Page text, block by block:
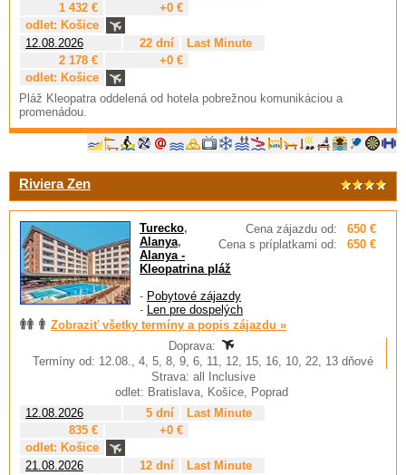
1 432 €
+0 €
odlet: Košice
12.08.2026
22 dní
Last Minute
2 178 €
+0 €
odlet: Košice
Pláž Kleopatra oddelená od hotela pobrežnou komunikáciou a
promenádou.
Riviera Zen
Cena zájazdu od:
650 €
Cena s príplatkami od:
650 €
Turecko,
Alanya,
Alanya -
Kleopatrina pláž
- Pobytové zájazdy
- Len pre dospelých
Zobraziť všetky termíny a popis zájazdu »
Doprava:
Termíny od: 12.08., 4, 5, 8, 9, 6, 11, 12, 15, 16, 10, 22, 13 dňové
Strava: all Inclusive
odlet: Bratislava, Košice, Poprad
12.08.2026
5 dní
Last Minute
835 €
+0 €
odlet: Košice
21.08.2026
12 dní
Last Minute